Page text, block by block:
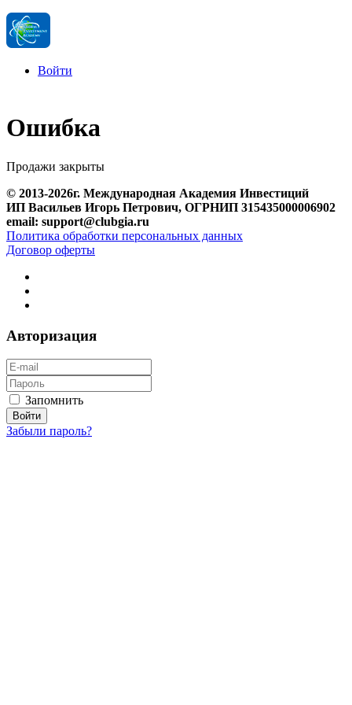
Войти
Ошибка
Продажи закрыты
© 2013-2026г. Международная Академия Инвестиций
ИП Васильев Игорь Петрович, ОГРНИП 315435000006902
email: support@clubgia.ru
Политика обработки персональных данных
Договор оферты
Авторизация
Запомнить
Забыли пароль?